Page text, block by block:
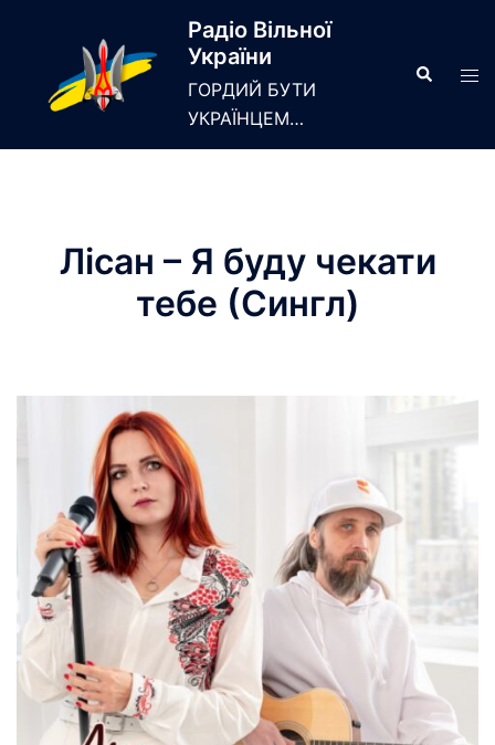
Радіо Вільної
України
ГОРДИЙ БУТИ
УКРАЇНЦЕМ…
Search
Лісан – Я буду чекати
тебе (Сингл)